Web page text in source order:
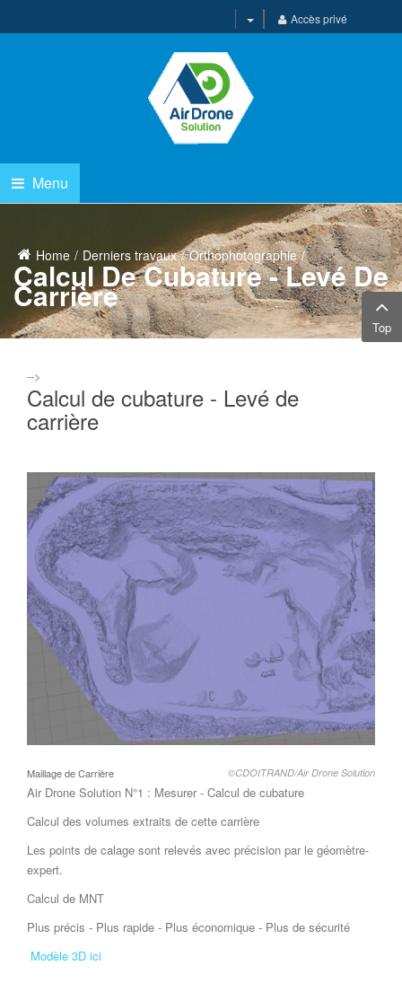
Accès privé
Menu
Home Derniers travaux Orthophotographie
Calcul De Cubature - Levé De
Carrière
-->
Calcul de cubature - Levé de
carrière
Maillage de Carrière ©CDOITRAND/Air Drone Solution
Air Drone Solution N°1 : Mesurer - Calcul de cubature
Calcul des volumes extraits de cette carrière
Les points de calage sont relevés avec précision par le géomètre-
expert.
Calcul de MNT
Plus précis - Plus rapide - Plus économique - Plus de sécurité
Modèle 3D ici
Top